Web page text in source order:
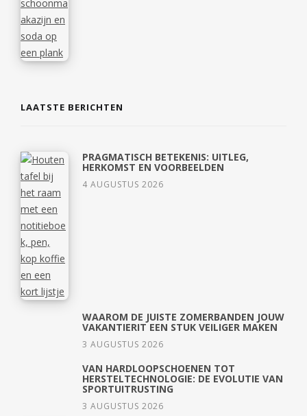
LAATSTE BERICHTEN
PRAGMATISCH BETEKENIS: UITLEG,
HERKOMST EN VOORBEELDEN
4 AUGUSTUS 2026
WAAROM DE JUISTE ZOMERBANDEN JOUW
VAKANTIERIT EEN STUK VEILIGER MAKEN
3 AUGUSTUS 2026
VAN HARDLOOPSCHOENEN TOT
HERSTELTECHNOLOGIE: DE EVOLUTIE VAN
SPORTUITRUSTING
3 AUGUSTUS 2026